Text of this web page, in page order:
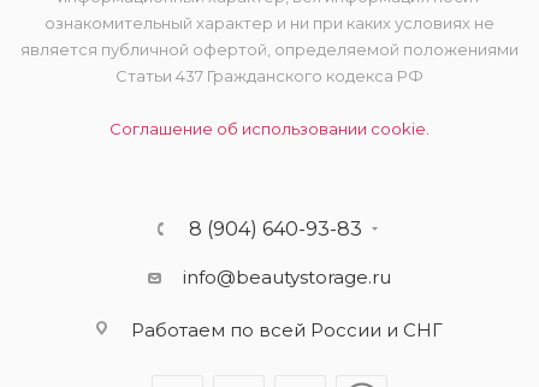
ознакомительный характер и ни при каких условиях не
является публичной офертой, определяемой положениями
Статьи 437 Гражданского кодекса РФ
Соглашение об использовании cookie.
8 (904) 640-93-83
info@beautystorage.ru
Работаем по всей России и СНГ